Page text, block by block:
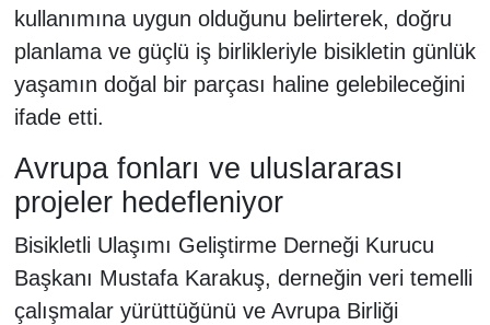
kullanımına uygun olduğunu belirterek, doğru
planlama ve güçlü iş birlikleriyle bisikletin günlük
yaşamın doğal bir parçası haline gelebileceğini
ifade etti.
Avrupa fonları ve uluslararası
projeler hedefleniyor
Bisikletli Ulaşımı Geliştirme Derneği Kurucu
Başkanı Mustafa Karakuş, derneğin veri temelli
çalışmalar yürüttüğünü ve Avrupa Birliği